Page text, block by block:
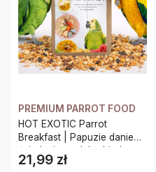
PREMIUM PARROT FOOD
HOT EXOTIC Parrot
Breakfast | Papuzie danie
śniadaniowe, lub obiadowe
| Pokarm dla papug na
Cena
21,99 zł